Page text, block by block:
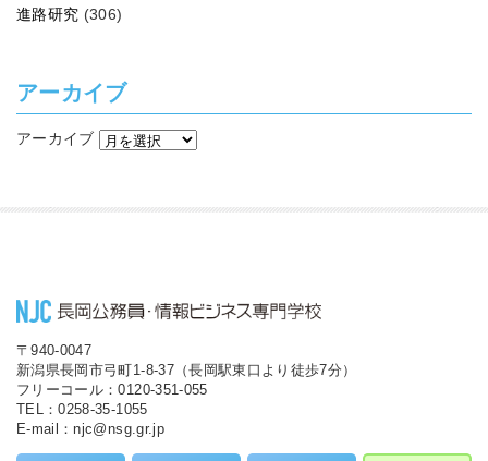
進路研究 (306)
アーカイブ
アーカイブ
〒940-0047
新潟県長岡市弓町1-8-37（長岡駅東口より徒歩7分）
フリーコール：0120-351-055
TEL：0258-35-1055
E-mail：njc@nsg.gr.jp